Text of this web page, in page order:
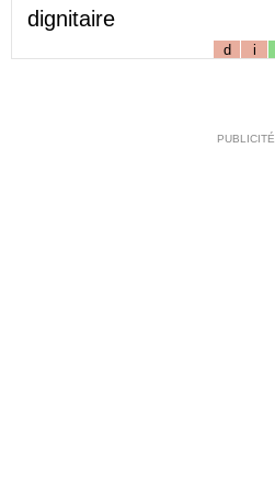
dignitaire
d i
PUBLICITÉ